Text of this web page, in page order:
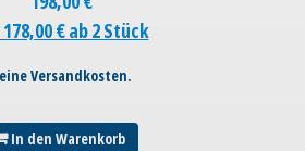
€ ab 2 Stück
Versandkosten.
In den Warenkorb